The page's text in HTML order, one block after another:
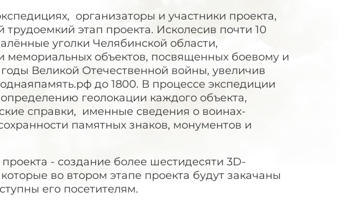
организаторы и участники проекта,
этап проекта. Исколесив почти 10
уголки Челябинской области,
мемориальных объектов, посвященных боевому и
Великой Отечественной войны, увеличив
до 1800. В процессе экспедиции
геолокации каждого объекта,
справки, именные сведения о воинах-
памятных знаков, монументов и
- создание более шестидесяти 3D-
во втором этапе проекта будут закачаны
его посетителям.